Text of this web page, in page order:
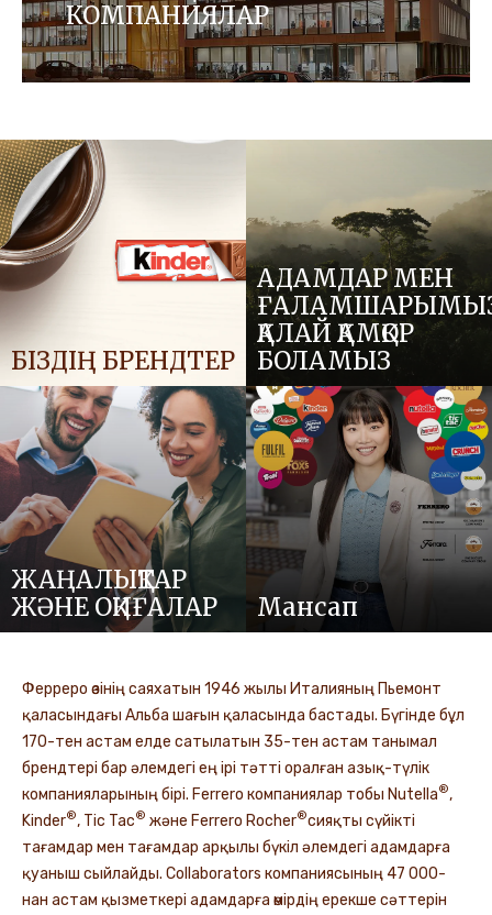
КОМПАНИЯЛАР
Ferrero отбасына соңғы бірнеше жылда
қосылған брендтермен таныс болыңыз.
БІЗДІҢ БРЕНДТЕР
АДАМДАР МЕН
ҚАЛАЙ ҚАМҚОР
БОЛАМЫЗ
ЖАҢАЛЫҚТАР
ЖӘНЕ ОҚИҒАЛАР
Мансап
Ферреро өзінің саяхатын 1946 жылы Италияның Пьемонт
қаласындағы Альба шағын қаласында бастады. Бүгінде бұл
170-тен астам елде сатылатын 35-тен астам танымал
брендтері бар әлемдегі ең ірі тәтті оралған азық-түлік
компанияларының бірі. Ferrero компаниялар тобы Nutella®,
Kinder®, Tic Tac® және Ferrero Rocher®сияқты сүйікті
тағамдар мен тағамдар арқылы бүкіл әлемдегі адамдарға
қуаныш сыйлайды. Collaborators компаниясының 47 000-
нан астам қызметкері адамдарға өмірдің ерекше сәттерін